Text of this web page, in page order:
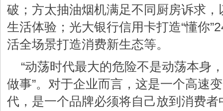
破；方太抽油烟机满足不同厨房诉求
生活体验；光大银行信用卡打造“懂你
活全场景打造消费新生态等。
“动荡时代最大的危险不是动荡本身
做事”。对于企业而言，这是一个高速
代，是一个品牌必须将自己放到消费